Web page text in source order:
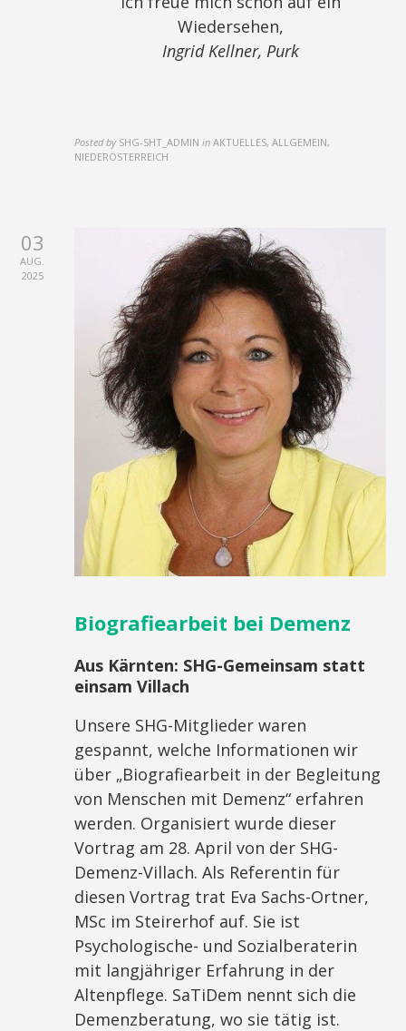
Wiedersehen,
Ingrid Kellner, Purk
Posted by SHG-SHT_ADMIN in AKTUELLES, ALLGEMEIN,
NIEDERÖSTERREICH
03
AUG.
2025
Biografiearbeit bei Demenz
Aus Kärnten: SHG-Gemeinsam statt
einsam Villach
Unsere SHG-Mitglieder waren
gespannt, welche Informationen wir
über „Biografiearbeit in der Begleitung
von Menschen mit Demenz“ erfahren
werden. Organisiert wurde dieser
Vortrag am 28. April von der SHG-
Demenz-Villach. Als Referentin für
diesen Vortrag trat Eva Sachs-Ortner,
MSc im Steirerhof auf. Sie ist
Psychologische- und Sozialberaterin
mit langjähriger Erfahrung in der
Altenpflege. SaTiDem nennt sich die
Demenzberatung, wo sie tätig ist.